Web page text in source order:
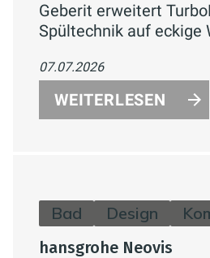
Geberit erweitert
Spültechnik auf eckige
Spülung, spülrandlos und
reinigungsfreundlich
07.07.2026
WEITERLESEN
Bad Design
hansgrohe Neovis